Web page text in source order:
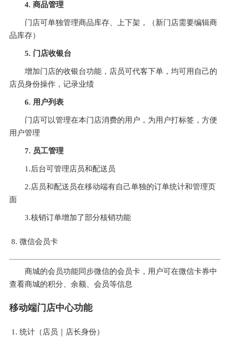
4. 商品管理
门店可单独管理商品库存、上下架，（新门店需要编辑商
品库存）
5. 门店收银台
增加门店的收银台功能，店员可代客下单，均可用自己的
店员身份操作，记录业绩
6. 用户列表
门店可以管理在本门店消费的用户，为用户打标签，方便
用户管理
7. 员工管理
1.后台可管理店员和配送员
2.店员和配送员在移动端有自己单独的订单统计和管理页
面
3.核销订单增加了部分核销功能
微信会员卡
商城的会员功能同步微信的会员卡，用户可在微信卡券中
查看商城的积分、余额、会员等信息
移动端门店中心功能
统计（店员｜店长身份）